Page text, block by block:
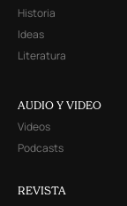
Historia
Ideas
Literatura
AUDIO Y VIDEO
Videos
Podcasts
REVISTA